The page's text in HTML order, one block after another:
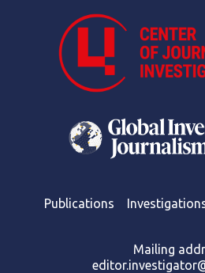
Publications
Mailing